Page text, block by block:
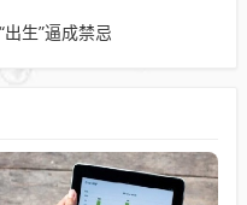
生”逼成禁忌